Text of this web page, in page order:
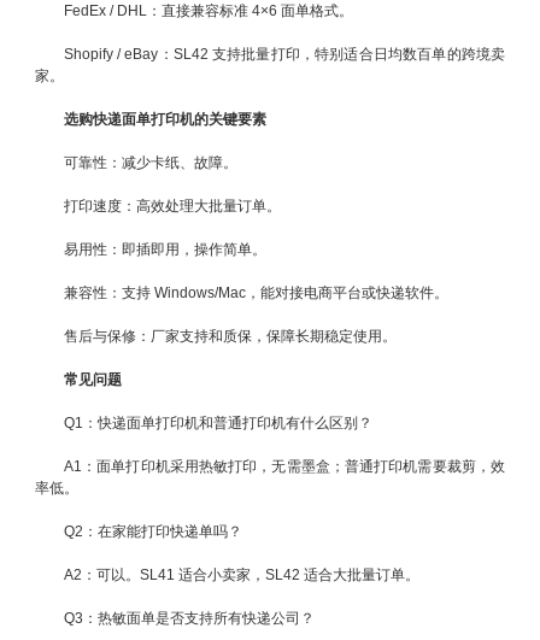
FedEx / DHL：直接兼容标准 4×6 面单格式。
Shopify / eBay：SL42 支持批量打印，特别适合日均数百单的跨境卖
家。
选购快递面单打印机的关键要素
可靠性：减少卡纸、故障。
打印速度：高效处理大批量订单。
易用性：即插即用，操作简单。
兼容性：支持 Windows/Mac，能对接电商平台或快递软件。
售后与保修：厂家支持和质保，保障长期稳定使用。
常见问题
Q1：快递面单打印机和普通打印机有什么区别？
A1：面单打印机采用热敏打印，无需墨盒；普通打印机需要裁剪，效
率低。
Q2：在家能打印快递单吗？
A2：可以。SL41 适合小卖家，SL42 适合大批量订单。
Q3：热敏面单是否支持所有快递公司？